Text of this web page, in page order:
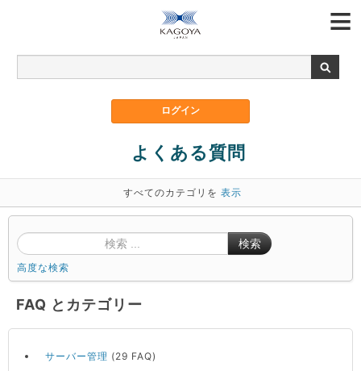
よくある質問
すべてのカテゴリを 表示
検索
高度な検索
FAQ とカテゴリー
サーバー管理 (29 FAQ)